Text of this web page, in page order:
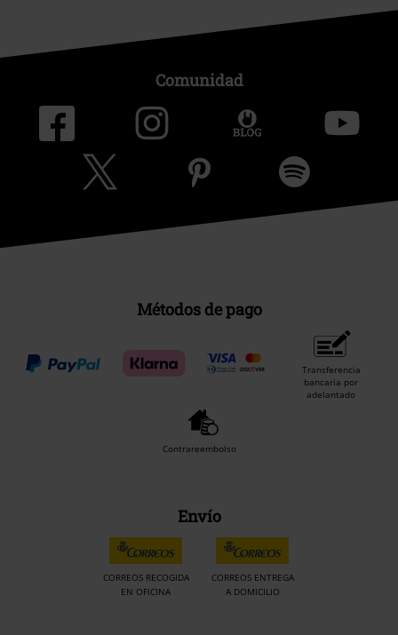
Comunidad
Métodos de pago
Transferencia
bancaria por
adelantado
Contrareembolso
Envío
CORREOS RECOGIDA
EN OFICINA
CORREOS ENTREGA
A DOMICILIO